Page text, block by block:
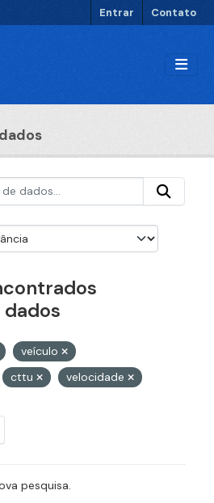
Entrar Contato
veículo
cttu
velocidade
pesquisa.